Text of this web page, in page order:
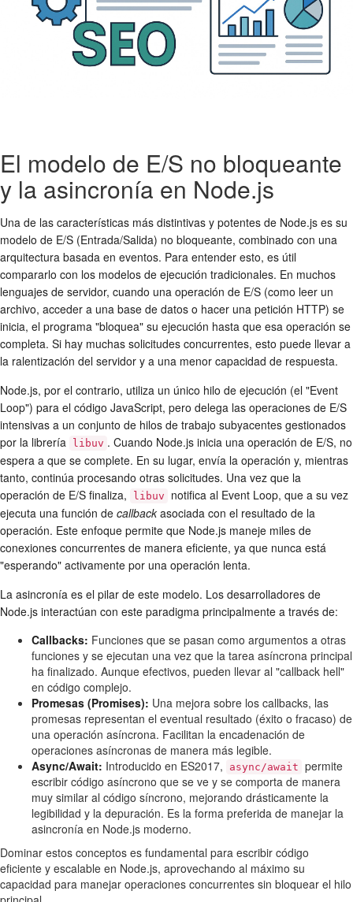
El modelo de E/S no bloqueante
y la asincronía en Node.js
Una de las características más distintivas y potentes de Node.js es su
modelo de E/S (Entrada/Salida) no bloqueante, combinado con una
arquitectura basada en eventos. Para entender esto, es útil
compararlo con los modelos de ejecución tradicionales. En muchos
lenguajes de servidor, cuando una operación de E/S (como leer un
archivo, acceder a una base de datos o hacer una petición HTTP) se
inicia, el programa "bloquea" su ejecución hasta que esa operación se
completa. Si hay muchas solicitudes concurrentes, esto puede llevar a
la ralentización del servidor y a una menor capacidad de respuesta.
Node.js, por el contrario, utiliza un único hilo de ejecución (el "Event
Loop") para el código JavaScript, pero delega las operaciones de E/S
intensivas a un conjunto de hilos de trabajo subyacentes gestionados
por la librería
libuv . Cuando Node.js inicia una operación de E/S, no
espera a que se complete. En su lugar, envía la operación y, mientras
tanto, continúa procesando otras solicitudes. Una vez que la
operación de E/S finaliza,
libuv
notifica al Event Loop, que a su vez
ejecuta una función de callback asociada con el resultado de la
operación. Este enfoque permite que Node.js maneje miles de
conexiones concurrentes de manera eficiente, ya que nunca está
"esperando" activamente por una operación lenta.
La asincronía es el pilar de este modelo. Los desarrolladores de
Node.js interactúan con este paradigma principalmente a través de:
Callbacks: Funciones que se pasan como argumentos a otras
funciones y se ejecutan una vez que la tarea asíncrona principal
ha finalizado. Aunque efectivos, pueden llevar al "callback hell"
en código complejo.
Promesas (Promises): Una mejora sobre los callbacks, las
promesas representan el eventual resultado (éxito o fracaso) de
una operación asíncrona. Facilitan la encadenación de
operaciones asíncronas de manera más legible.
Async/Await: Introducido en ES2017, async/await permite
escribir código asíncrono que se ve y se comporta de manera
muy similar al código síncrono, mejorando drásticamente la
legibilidad y la depuración. Es la forma preferida de manejar la
asincronía en Node.js moderno.
Dominar estos conceptos es fundamental para escribir código
eficiente y escalable en Node.js, aprovechando al máximo su
capacidad para manejar operaciones concurrentes sin bloquear el hilo